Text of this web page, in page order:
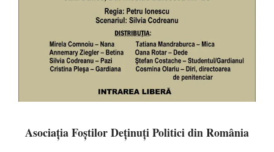
Asociaţia Foştilor Deţinuţi Politici din România